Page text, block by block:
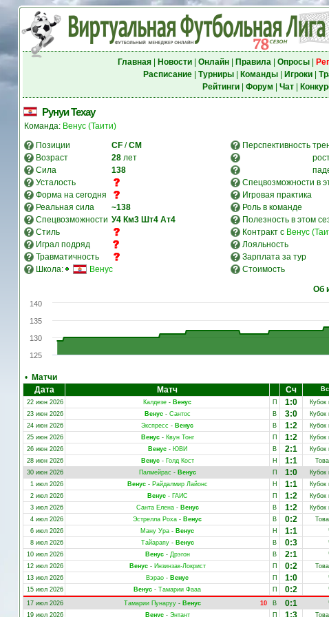
Главная| Новости| Онлайн| Правила| Опросы|
Расписание| Турниры| Команды| Игроки|
Рейтинги| Форум Чат|
Рунуи Техау
Команда: Венус (Таити)
Позиции
CF /CM Перспективность
Возраст
28 лет
Сила
138
Усталость
Спецвозможности в
Форма на сегодня
Игровая практика
Реальная сила
~138 Роль в команде
Спецвозможности У4 Км3 Шт4 Ат4 Полезность в этом
Стиль
Контракт с Венус
Играл подряд
Лояльность
Травматичность
Зарплата за тур
Школа:
Венус Стоимость
Об
125
130
135
140
• Матчи
Дата
Матч Сч
22 июн 2026
Калдезе - Венус П 1:0 Кубок
23 июн 2026
Венус- Сантос В 3:0 Кубок
24 июн 2026
Экспресс - Венус В 1:2 Кубок
25 июн 2026
Венус- Квун Тонг П 1:2 Кубок
26 июн 2026
Венус- ЮВИ В 2:1 Кубок
28 июн 2026
Венус- Голд Кост Н 1:1
30 июн 2026
Палмейрас - Венус П 1:0 Кубок
1 июл 2026
Венус- Райдалмир Лайонс Н 1:1 Кубок
2 июл 2026
Венус- ГАИС П 1:2 Кубок
3 июл 2026
Санта Елена- Венус В 1:2 Кубок
4 июл 2026
Эстрелла Роха - Венус В 0:2
6 июл 2026
Ману Ура - Венус Н 1:1
8 июл 2026
Тайарапу- Венус В 0:3
10 июл 2026
Венус- Дрэгон В 2:1
12 июл 2026
Венус- Инзинзак-Локрист П 0:2
13 июл 2026
Вэрао - Венус П 1:0
15 июл 2026
Венус - Тамарии Фааа П 0:2
17 июл 2026
10
Тамарии Пунаруу - Венус В 0:1
19 июл 2026
Венус- Энтант П 1:3